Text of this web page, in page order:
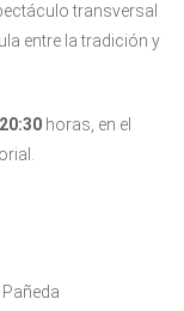
transversal
entre la tradición y
20:30 horas, en el